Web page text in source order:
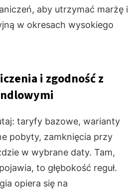
aby utrzymać marżę i
w okresach wysokiego
i zgodność z
taryfy bazowe, warianty
pobyty, zamknięcia przy
w wybrane daty. Tam,
to głębokość reguł.
opiera się na